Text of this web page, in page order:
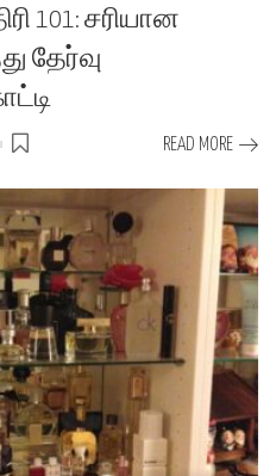
101: சரியான
தேர்வு
READ MORE